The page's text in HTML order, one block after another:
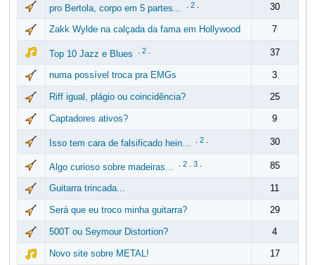
pro Bertola, corpo em 5 partes... 2. 30
Zakk Wylde na calçada da fama em Hollywood 7
Top 10 Jazz e Blues 2. 37
numa possível troca pra EMGs 3
Riff igual, plágio ou coincidência? 25
Captadores ativos? 9
Isso tem cara de falsificado hein... 2. 30
Algo curioso sobre madeiras... 2. 3. 85
Guitarra trincada... 11
Será que eu troco minha guitarra? 29
500T ou Seymour Distortion? 4
Novo site sobre METAL! 17